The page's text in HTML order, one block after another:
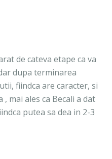
de cateva etape ca va
dupa terminarea
fiindca are caracter, si
mai ales ca Becali a dat
putea sa dea in 2-3